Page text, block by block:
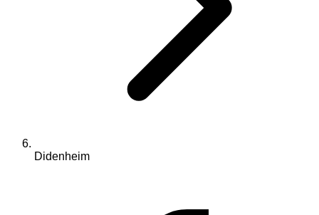
Didenheim